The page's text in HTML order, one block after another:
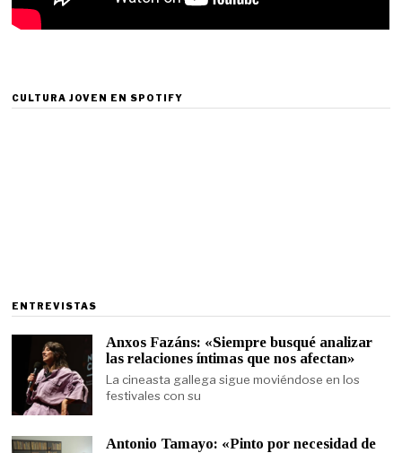
CULTURA JOVEN EN SPOTIFY
ENTREVISTAS
Anxos Fazáns: «Siempre busqué analizar
las relaciones íntimas que nos afectan»
La cineasta gallega sigue moviéndose en los
festivales con su
Antonio Tamayo: «Pinto por necesidad de